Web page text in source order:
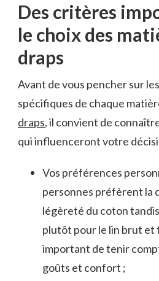
Des critères
le choix des
draps
Avant de vous pencher sur
spécifiques de chaque
draps, il convient de
qui influenceront votre
Vos préférences
personnes préfèrent la
légèreté du coton
plutôt pour le lin brut et
important de tenir
goûts et confort ;